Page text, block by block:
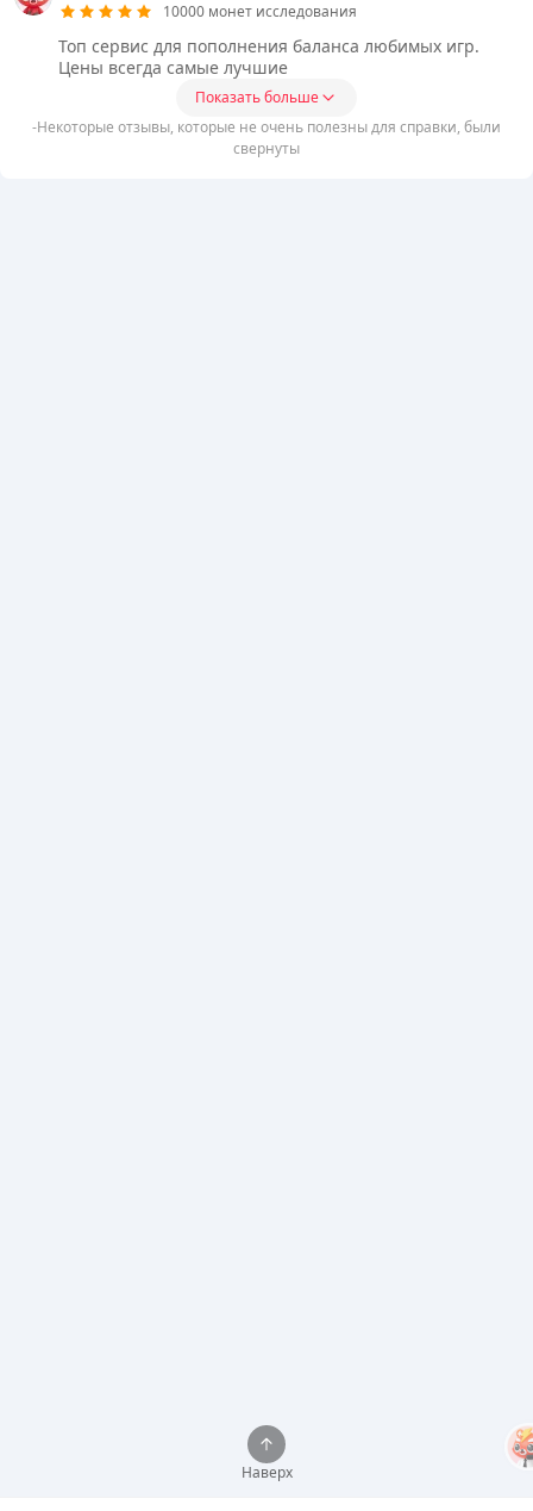
10000 монет исследования
Топ сервис для пополнения баланса любимых игр.
Цены всегда самые лучшие
Показать больше
-Некоторые отзывы, которые не очень полезны для справки, были
свернуты
Наверх